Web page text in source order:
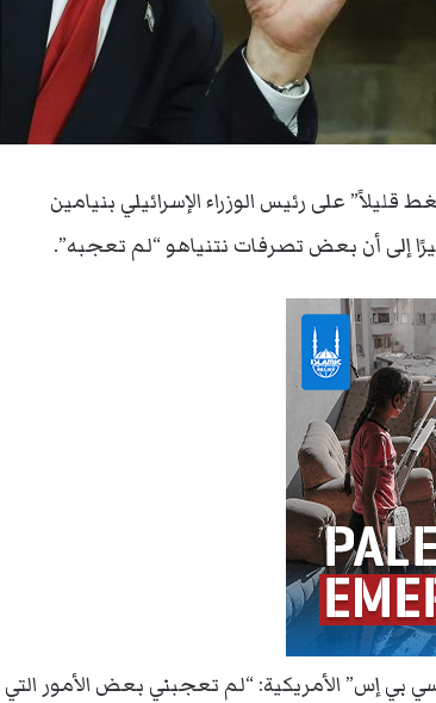
على رئيس الوزراء الإسرائيلي بنيامين
إلى أن بعض تصرفات نتنياهو “لم تعجبه”.
“60 دقيقة” على شبكة “سي بي إس” الأمريكية: “لم تعجبني بعض الأمور التي